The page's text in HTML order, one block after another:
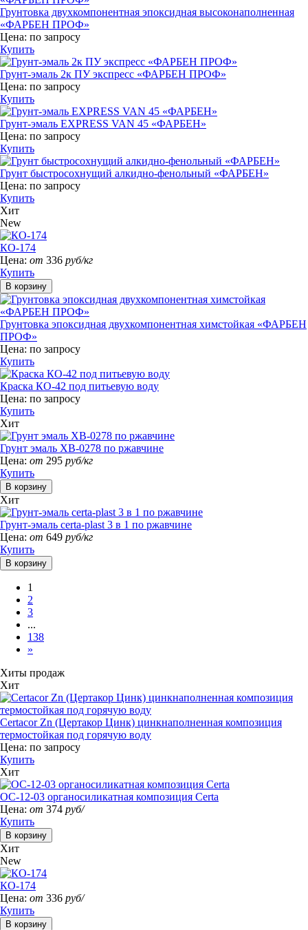
Грунтовка двухкомпонентная эпоксидная высоконаполненная
«ФАРБЕН ПРОФ»
Цена: по запросу
Купить
Грунт-эмаль 2к ПУ экспресс «ФАРБЕН ПРОФ»
Цена: по запросу
Купить
Грунт-эмаль EXPRESS VAN 45 «ФАРБЕН»
Цена: по запросу
Купить
Грунт быстросохнущий алкидно-фенольный «ФАРБЕН»
Цена: по запросу
Купить
Хит
New
КО-174
Цена: от 336 руб/кг
Купить
Грунтовка эпоксидная двухкомпонентная химстойкая «ФАРБЕН
ПРОФ»
Цена: по запросу
Купить
Краска КО-42 под питьевую воду
Цена: по запросу
Купить
Хит
Грунт эмаль ХВ-0278 по ржавчине
Цена: от 295 руб/кг
Купить
Хит
Грунт-эмаль certa-plast 3 в 1 по ржавчине
Цена: от 649 руб/кг
Купить
1
2
3
...
138
»
Хиты продаж
Хит
Certacor Zn (Цертакор Цинк) цинкнаполненная композиция
термостойкая под горячую воду
Цена: по запросу
Купить
Хит
ОС-12-03 органосиликатная композиция Certa
Цена: от 374 руб/
Купить
Хит
New
КО-174
Цена: от 336 руб/
Купить